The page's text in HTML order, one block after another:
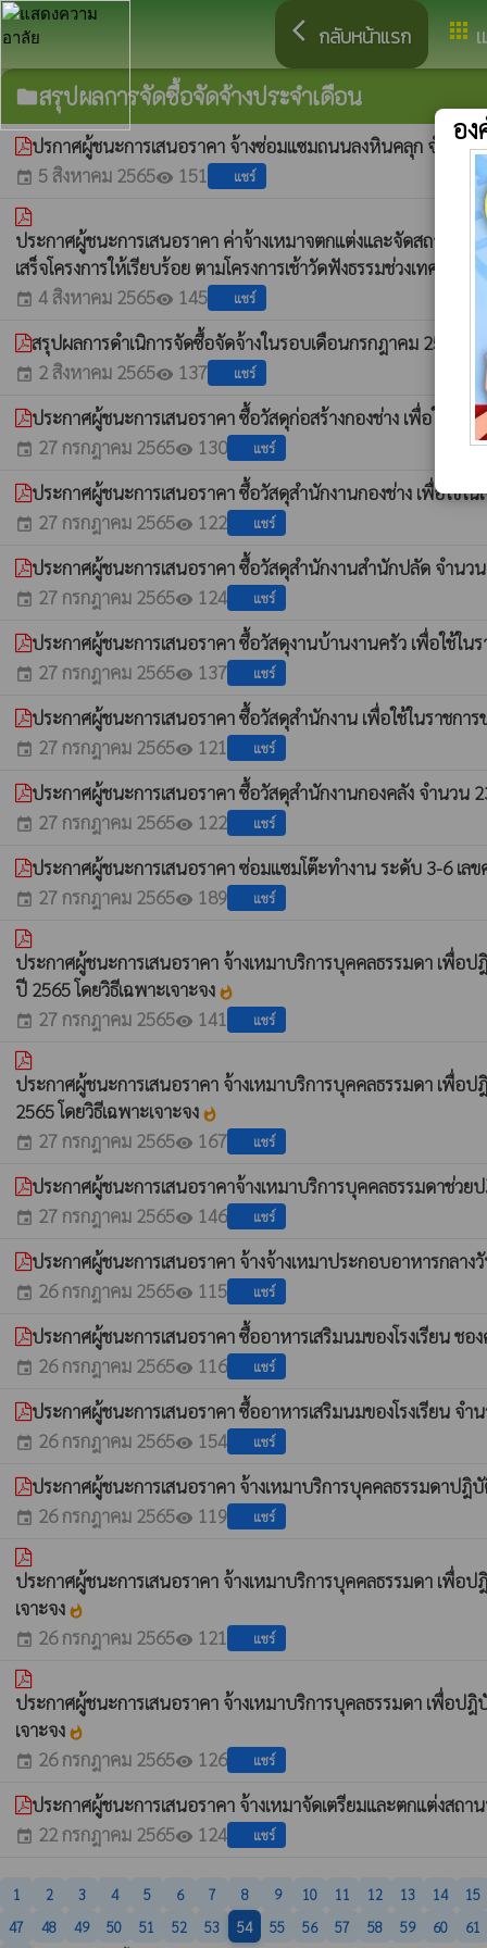
arrow_back_ios กลับหน้าแรก apps
folderสรุปผลการจัดซื้อจัดจ้างประจำเดือน
ปรกาศผู้ชนะการเสนอราคา จ้างซ่อมแซมถนนลงหินคลุก จำนวน
event 5 สิงหาคม 2565visibility 151 แชร์
ประกาศผู้ชนะการเสนอราคา ค่าจ้างเหมาจตกแต่งและจัดสถานที่
เสร็จโครงการให้เรียบร้อย ตามโครงการเช้าวัดฟังธรรมช่วงเทศก
event 4 สิงหาคม 2565visibility 145 แชร์
สรุปผลการดำเนิการจัดซื้อจัดจ้างในรอบเดือนกรกฎาคม 2565
event 2 สิงหาคม 2565visibility 137 แชร์
ประกาศผู้ชนะการเสนอราคา ซื้อวัสดุก่อสร้างกองช่าง เพื่อใช้ใน
event 27 กรกฎาคม 2565visibility 130 แชร์
ประกาศผู้ชนะการเสนอราคา ซื้อวัสดุสำนักงานกองช่าง เพื่อใช้ใ
event 27 กรกฎาคม 2565visibility 122 แชร์
ประกาศผู้ชนะการเสนอราคา ซื้อวัสดุสำนักงานสำนักปลัด จำนวน
event 27 กรกฎาคม 2565visibility 124 แชร์
ประกาศผู้ชนะการเสนอราคา ซื้อวัสดุงานบ้านงานครัว เพื่อใช้ใน
event 27 กรกฎาคม 2565visibility 137 แชร์
ประกาศผู้ชนะการเสนอราคา ซื้อวัสดุสำนักงาน เพื่อใช้ในราชกา
event 27 กรกฎาคม 2565visibility 121 แชร์
ประกาศผู้ชนะการเสนอราคา ซื้อวัสดุสำนักงานกองคลัง จำนวน
event 27 กรกฎาคม 2565visibility 122 แชร์
ประกาศผู้ชนะการเสนอราคา ซ่อมแซมโต๊ะทำงาน ระดับ 3-6 เ
event 27 กรกฎาคม 2565visibility 189 แชร์
ประกาศผู้ชนะการเสนอราคา จ้างเหมาบริการบุคคลธรรมดา เพื่
ปี 2565 โดยวิธีเฉพาะเจาะจง whatshot
event 27 กรกฎาคม 2565visibility 141 แชร์
ประกาศผู้ชนะการเสนอราคา จ้างเหมาบริการบุคคลธรรมดา เพื่
2565 โดยวิธีเฉพาะเจาะจง whatshot
event 27 กรกฎาคม 2565visibility 167 แชร์
ประกาศผู้ชนะการเสนอราคาจ้างเหมาบริการบุคคลธรรมดาช่ว
event 27 กรกฎาคม 2565visibility 146 แชร์
ประกาศผู้ชนะการเสนอราคา จ้างจ้างเหมาประกอบอาหารกลา
event 26 กรกฎาคม 2565visibility 115 แชร์
ประกาศผู้ชนะการเสนอราคา ซื้ออาหารเสริมนมของโรงเรียน
event 26 กรกฎาคม 2565visibility 116 แชร์
ประกาศผู้ชนะการเสนอราคา ซื้ออาหารเสริมนมของโรงเรียน
event 26 กรกฎาคม 2565visibility 154 แชร์
ประกาศผู้ชนะการเสนอราคา จ้างเหมาบริการบุคคลธรรมดาปฎิ
event 26 กรกฎาคม 2565visibility 119 แชร์
ประกาศผู้ชนะการเสนอราคา จ้างเหมาบริการบุคคลธรรมดา เพื่
เจาะจง whatshot
event 26 กรกฎาคม 2565visibility 121 แชร์
ประกาศผู้ชนะการเสนอราคา จ้างเหมาบริการบุคลธรรมดา เพื่อ
เจาะจง whatshot
event 26 กรกฎาคม 2565visibility 126 แชร์
ประกาศผู้ชนะการเสนอราคา จ้างเหมาจัดเตรียมและตกแต่งสถา
event 22 กรกฎาคม 2565visibility 124 แชร์
1 2 3 4 5 6 7 8 9 10 11 12 13 14
15
47
48 49 50 51 52 53 54 55 56 57 58 59 60 61
อ